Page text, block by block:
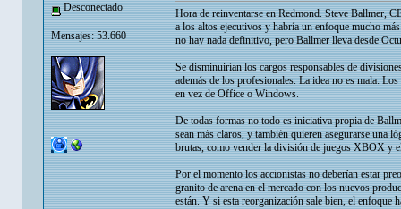
Desconectado
Mensajes: 53.660
Hora de reinventarse en Redmond. Steve Ballmer,
a los altos ejecutivos y habría un enfoque mucho
no hay nada definitivo, pero Ballmer lleva desde
Se disminuirían los cargos responsables de
además de los profesionales. La idea no es mala:
en vez de Office o Windows.
De todas formas no todo es iniciativa propia de
sean más claros, y también quieren asegurarse una
brutas, como vender la división de juegos XBOX y
Por el momento los accionistas no deberían estar
granito de arena en el mercado con los nuevos
están. Y si esta reorganización sale bien, el